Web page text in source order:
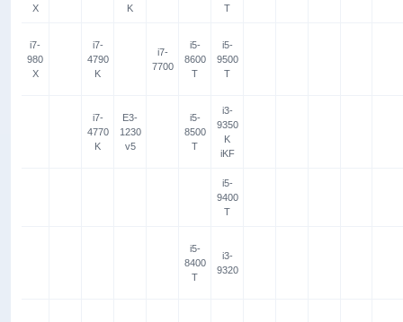
X
K
T
i7-
980
X
i7-
4790
K
i7-
7700
i5-
8600
T
i5-
9500
T
i7-
4770
K
E3-
1230
v5
i5-
8500
T
i3-
9350
K
iKF
i5-
9400
T
i5-
8400
T
i3-
9320